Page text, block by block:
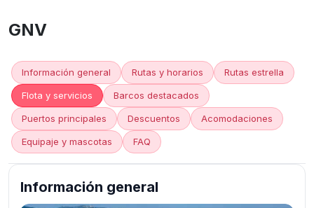
GNV
Información general Rutas y horarios Rutas estrella
Flota y servicios Barcos destacados
Puertos principales Descuentos Acomodaciones
Equipaje y mascotas FAQ
Información general